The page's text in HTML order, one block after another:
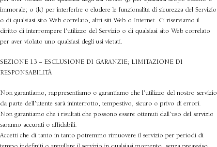
immorale; o (k) per interferire o eludere le funzionalità di sicurezza del Servizio
o di qualsiasi sito Web correlato, altri siti Web o Internet. Ci riserviamo il
diritto di interrompere l’utilizzo del Servizio o di qualsiasi sito Web correlato
per aver violato uno qualsiasi degli usi vietati.
SEZIONE 13 – ESCLUSIONE DI GARANZIE; LIMITAZIONE DI
RESPONSABILITÀ
Non garantiamo, rappresentiamo o garantiamo che l’utilizzo del nostro servizio
da parte dell’utente sarà ininterrotto, tempestivo, sicuro o privo di errori.
Non garantiamo che i risultati che possono essere ottenuti dall’uso del servizio
saranno accurati o affidabili.
Accetti che di tanto in tanto potremmo rimuovere il servizio per periodi di